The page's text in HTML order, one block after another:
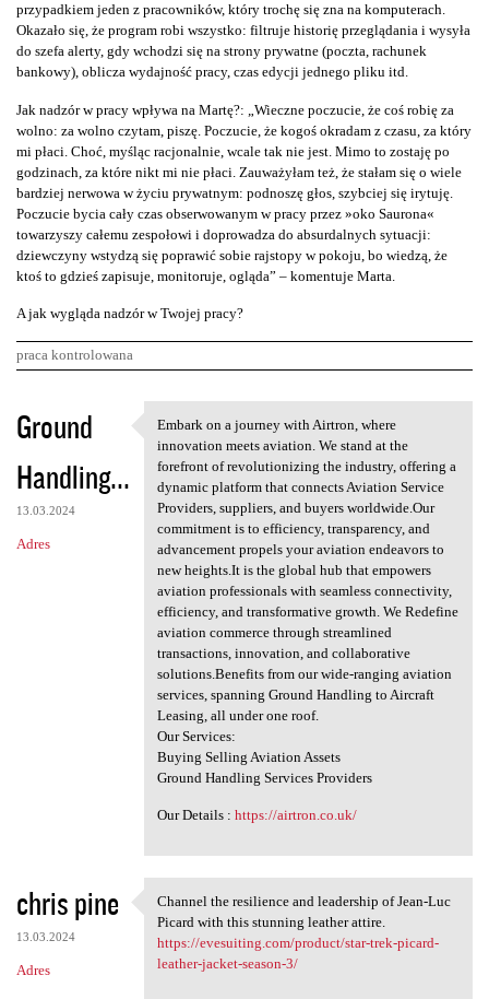
przypadkiem jeden z pracowników, który trochę się zna na komputerach.
Okazało się, że program robi wszystko: filtruje historię przeglądania i wysyła
do szefa alerty, gdy wchodzi się na strony prywatne (poczta, rachunek
bankowy), oblicza wydajność pracy, czas edycji jednego pliku itd.
Jak nadzór w pracy wpływa na Martę?: „Wieczne poczucie, że coś robię za
wolno: za wolno czytam, piszę. Poczucie, że kogoś okradam z czasu, za który
mi płaci. Choć, myśląc racjonalnie, wcale tak nie jest. Mimo to zostaję po
godzinach, za które nikt mi nie płaci. Zauważyłam też, że stałam się o wiele
bardziej nerwowa w życiu prywatnym: podnoszę głos, szybciej się irytuję.
Poczucie bycia cały czas obserwowanym w pracy przez »oko Saurona«
towarzyszy całemu zespołowi i doprowadza do absurdalnych sytuacji:
dziewczyny wstydzą się poprawić sobie rajstopy w pokoju, bo wiedzą, że
ktoś to gdzieś zapisuje, monitoruje, ogląda” – komentuje Marta.
A jak wygląda nadzór w Twojej pracy?
praca kontrolowana
K
o
m
e
n
Ground
Handling...
13.03.2024
Adres
Embark on a journey with
Embark on a journey with Airtron, where
innovation meets aviation. We stand at the
forefront of revolutionizing the industry, offering a
dynamic platform that connects Aviation Service
Providers, suppliers, and buyers worldwide.Our
commitment is to efficiency, transparency, and
advancement propels your aviation endeavors to
new heights.It is the global hub that empowers
aviation professionals with seamless connectivity,
efficiency, and transformative growth. We Redefine
aviation commerce through streamlined
transactions, innovation, and collaborative
solutions.Benefits from our wide-ranging aviation
services, spanning Ground Handling to Aircraft
Leasing, all under one roof.
Our Services:
Buying Selling Aviation Assets
Ground Handling Services Providers
Our Details : https://airtron.co.uk/
chris pine
13.03.2024
Adres
Channel the resilience and
Channel the resilience and leadership of Jean-Luc
Picard with this stunning leather attire.
https://evesuiting.com/product/star-trek-picard-
leather-jacket-season-3/